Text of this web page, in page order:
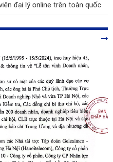
đại lý online trên toàn quốc